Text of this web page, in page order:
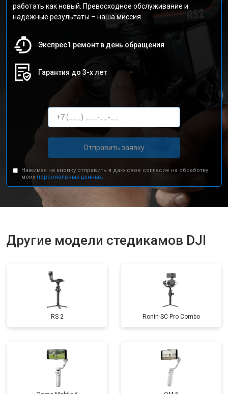
работать как новый. Превосходное обслуживание и
надежные результаты – наша миссия.
Экспрес1 ремонт в день обращения
Гарантия до 3-х лет
Отправить заявку
Нажимая на кнопку отправить я даю свое согласие на обработку
моих персональных данных.
Другие модели стедикамов DJI
RS 2 Ronin-SC Pro Combo